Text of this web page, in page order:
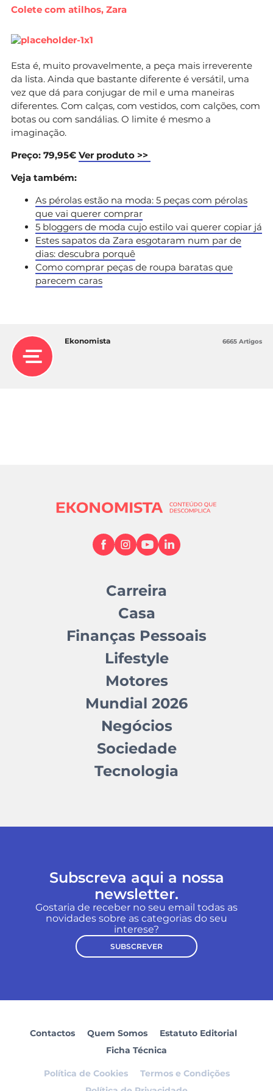
Colete com atilhos, Zara
Esta é, muito provavelmente, a peça mais irreverente
da lista. Ainda que bastante diferente é versátil, uma
vez que dá para conjugar de mil e uma maneiras
diferentes. Com calças, com vestidos, com calções, com
botas ou com sandálias. O limite é mesmo a
imaginação.
Preço: 79,95€ Ver produto >>
Veja também:
As pérolas estão na moda: 5 peças com pérolas
que vai querer comprar
5 bloggers de moda cujo estilo vai querer copiar já
Estes sapatos da Zara esgotaram num par de
dias: descubra porquê
Como comprar peças de roupa baratas que
parecem caras
Ekonomista 6665 Artigos
Carreira
Casa
Finanças Pessoais
Lifestyle
Motores
Mundial 2026
Negócios
Sociedade
Tecnologia
Subscreva aqui a nossa
newsletter.
Gostaria de receber no seu email todas as
novidades sobre as categorias do seu
interese?
SUBSCREVER
Contactos Quem Somos
Estatuto Editorial
Ficha Técnica
Política de Cookies
Termos e Condições